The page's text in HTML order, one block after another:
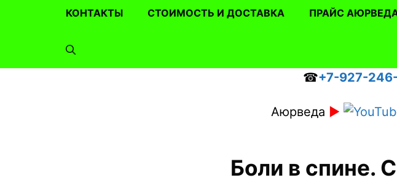
КОНТАКТЫ СТОИМОСТЬ И ДОСТАВКА ПРАЙС
☎+7-927-
Аюрведа ►
Боли в спине.